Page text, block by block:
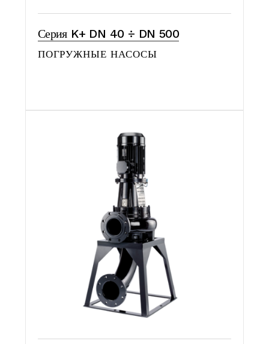
Серия K+ DN 40 ÷ DN 500
ПОГРУЖНЫЕ НАСОСЫ